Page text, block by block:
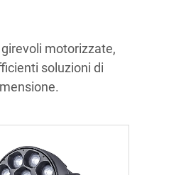
motorizzate,
soluzioni di